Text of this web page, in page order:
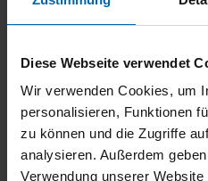
Diese Webseite verwendet
Wir verwenden Cookies, um
personalisieren, Funktionen
zu können und die Zugriffe
analysieren. Außerdem
Verwendung unserer
BMW 225
Gebrauchtwagen
Typ
Pkw
Kilometerstand
Erstzulassung
05/